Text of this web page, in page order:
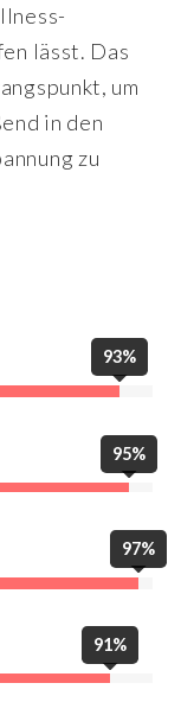
lässt. Das
um
in den
zu
93%
95%
97%
91%